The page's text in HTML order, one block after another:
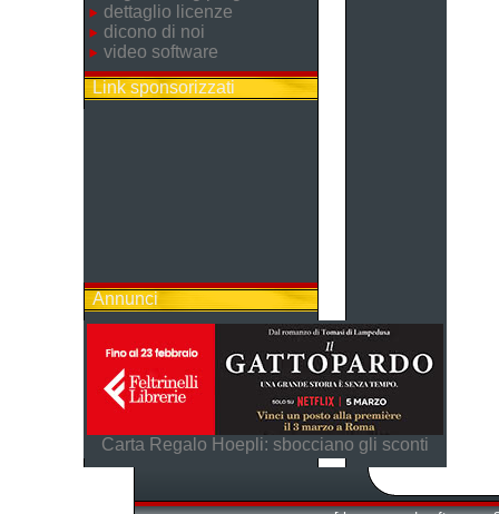
dettaglio licenze
dicono di noi
video software
Link sponsorizzati
Annunci
Carta Regalo Hoepli: sbocciano gli sconti